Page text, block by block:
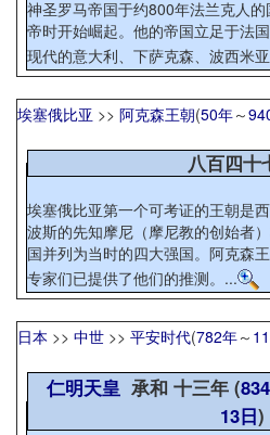
神圣罗马帝国于约800年法兰克人
帝时开始崛起。他的帝国立足于法
现代的意大利、下萨克森、波西米
埃塞俄比亚 >> 阿克森王朝(50年～
八百四十
埃塞俄比亚第一个可考证的王朝是
波斯的先知摩尼（摩尼教的创始者
国并列为当时的四大强国。阿克森
专家们已提供了他们的推测。...
日本 >> 中世 >> 平安时代(782年～
仁明天皇承和 十三年 (
13日)